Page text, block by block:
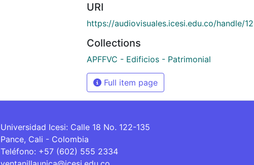
URI
https://audiovisuales.icesi.edu.co/handle/
Collections
APFFVC - Edificios - Patrimonial
Full item page
Universidad Icesi: Calle 18 No. 122-135
Pance, Cali - Colombia
Teléfono: +57 (602) 555 2334